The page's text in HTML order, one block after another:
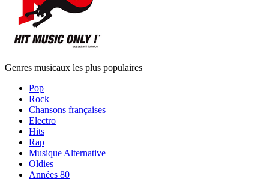
Genres musicaux les plus populaires
Pop
Rock
Chansons françaises
Electro
Hits
Rap
Musique Alternative
Oldies
Années 80